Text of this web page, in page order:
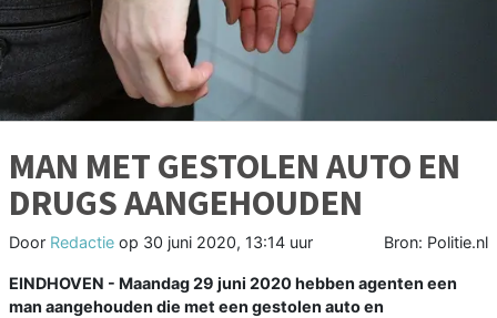
MAN MET GESTOLEN AUTO EN
DRUGS AANGEHOUDEN
Door Redactie op 30 juni 2020, 13:14 uur Bron: Politie.nl
EINDHOVEN - Maandag 29 juni 2020 hebben agenten een
man aangehouden die met een gestolen auto en